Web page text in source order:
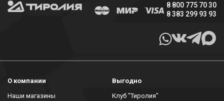
8 800 775 70 30
8 383 299 93 93
О компании
Наши магазины
Выгодно
Клуб "Тиролия"